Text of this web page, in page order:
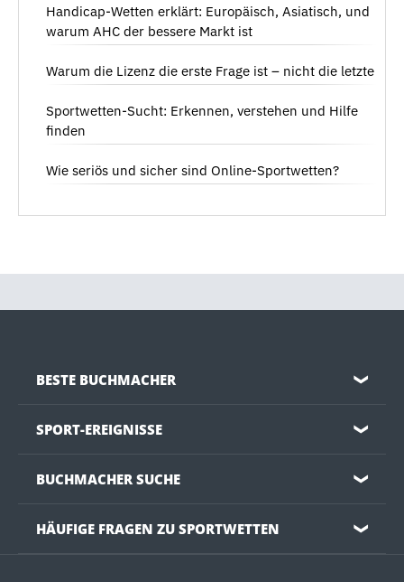
Handicap-Wetten erklärt: Europäisch, Asiatisch, und
warum AHC der bessere Markt ist
Warum die Lizenz die erste Frage ist – nicht die letzte
Sportwetten-Sucht: Erkennen, verstehen und Hilfe
finden
Wie seriös und sicher sind Online-Sportwetten?
BESTE BUCHMACHER ❯
SPORT-EREIGNISSE ❯
BUCHMACHER SUCHE ❯
HÄUFIGE FRAGEN ZU SPORTWETTEN ❯